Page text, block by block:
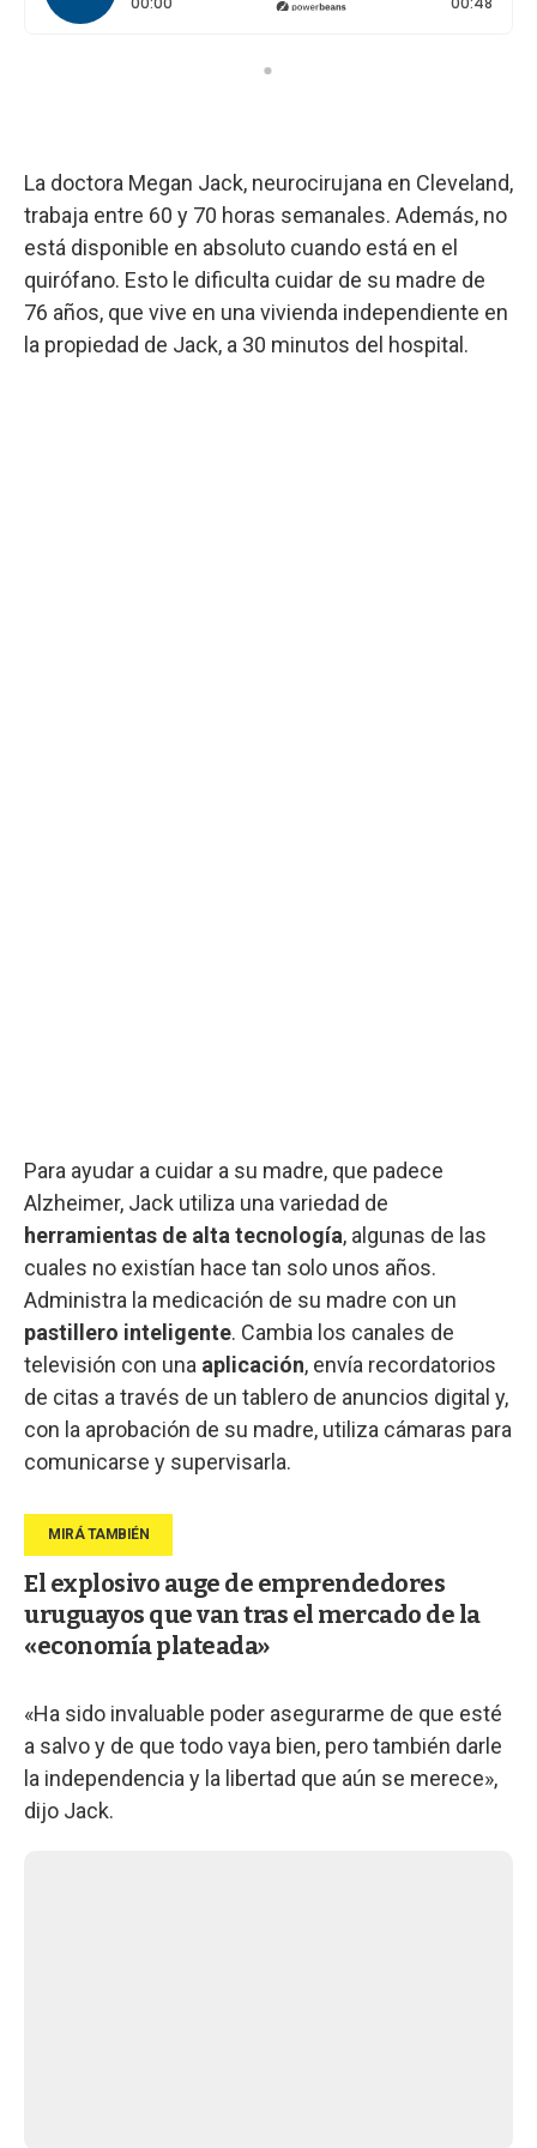
La doctora Megan Jack, neurocirujana en Cleveland,
trabaja entre 60 y 70 horas semanales. Además, no
está disponible en absoluto cuando está en el
quirófano. Esto le dificulta cuidar de su madre de
76 años, que vive en una vivienda independiente en
la propiedad de Jack, a 30 minutos del hospital.
Para ayudar a cuidar a su madre, que padece
Alzheimer, Jack utiliza una variedad de
herramientas de alta tecnología, algunas de las
cuales no existían hace tan solo unos años.
Administra la medicación de su madre con un
pastillero inteligente. Cambia los canales de
televisión con una aplicación, envía recordatorios
de citas a través de un tablero de anuncios digital y,
con la aprobación de su madre, utiliza cámaras para
comunicarse y supervisarla.
El explosivo auge de emprendedores
uruguayos que van tras el mercado de la
«economía plateada»
«Ha sido invaluable poder asegurarme de que esté
a salvo y de que todo vaya bien, pero también darle
la independencia y la libertad que aún se merece»,
dijo Jack.